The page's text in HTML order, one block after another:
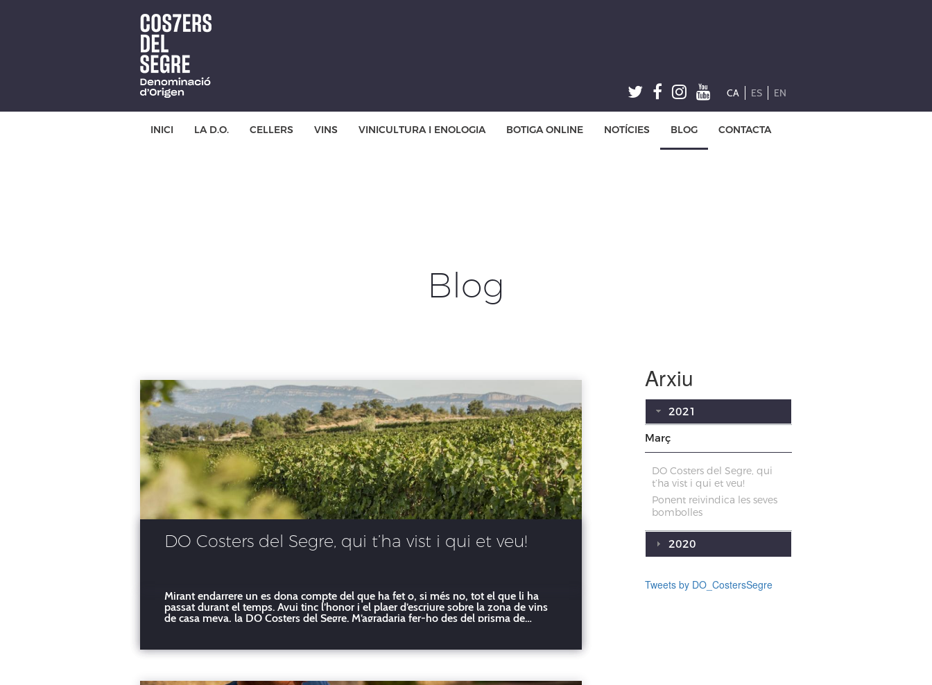
INICI LA D.O. CELLERS VINS VINICULTURA I ENOLOGIA BOTIGA ONLINE NOTÍCIES BLOG CONTACTA
CA ES EN
Blog
DO Costers del Segre, qui t’ha vist i qui et veu!
Mirant endarrere un es dona compte del que ha fet o, si més no, tot el que li ha
passat durant el temps. Avui tinc l’honor i el plaer d’escriure sobre la zona de vins
de casa meva, la DO Costers del Segre. M’agradaria fer-ho des del prisma de
Arxiu
2021
Març
DO Costers del Segre, qui
t’ha vist i qui et veu!
Ponent reivindica les seves
bombolles
2020
Tweets by DO_CostersSegre